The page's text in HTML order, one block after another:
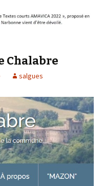
Chalabre
salgues